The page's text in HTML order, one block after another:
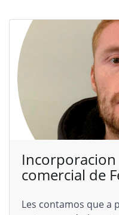
comercial de
Les contamos que a